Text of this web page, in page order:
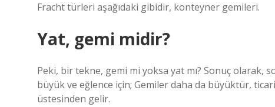
Fracht türleri aşağıdaki gibidir, konteyner gemileri.
Yat, gemi midir?
Peki, bir tekne, gemi mi yoksa yat mı? Sonuç olarak,
büyük ve eğlence için; Gemiler daha da büyüktür,
üstesinden gelir.